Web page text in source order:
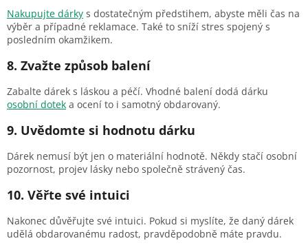
Nakupujte dárky s dostatečným předstihem, abyste měli čas na
výběr a případné reklamace. Také to sníží stres spojený s
posledním okamžikem.
8. Zvažte způsob balení
Zabalte dárek s láskou a péčí. Vhodné balení dodá dárku
osobní dotek a ocení to i samotný obdarovaný.
9. Uvědomte si hodnotu dárku
Dárek nemusí být jen o materiální hodnotě. Někdy stačí osobní
pozornost, projev lásky nebo společně strávený čas.
10. Věřte své intuici
Nakonec důvěřujte své intuici. Pokud si myslíte, že daný dárek
udělá obdarovanému radost, pravděpodobně máte pravdu.